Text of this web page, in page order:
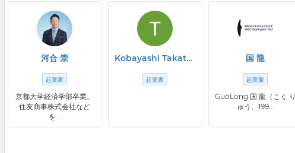
河合 崇
起業家
京都大学経済学部卒業。
住友商事株式会社など
を...
Kobayashi Takatsugu
起業家
国 龍
起業家
GuoLong 国 ⿓（こく り
ゅう、199...